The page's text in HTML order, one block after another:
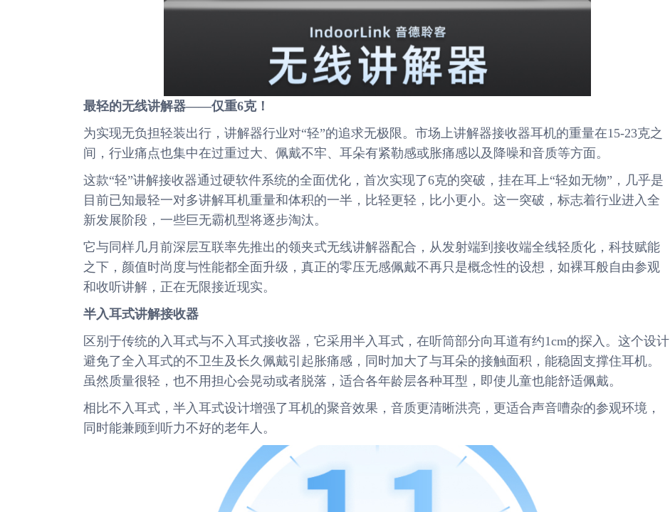
最轻的无线讲解器——仅重6克！
为实现无负担轻装出行，讲解器行业对“轻”的追求无极限。市场上讲解器接收器耳机的重量在15-23克之
间，行业痛点也集中在过重过大、佩戴不牢、耳朵有紧勒感或胀痛感以及降噪和音质等方面。
这款“轻”讲解接收器通过硬软件系统的全面优化，首次实现了6克的突破，挂在耳上“轻如无物”，几乎是
目前已知最轻一对多讲解耳机重量和体积的一半，比轻更轻，比小更小。这一突破，标志着行业进入全
新发展阶段，一些巨无霸机型将逐步淘汰。
它与同样几月前深层互联率先推出的领夹式无线讲解器配合，从发射端到接收端全线轻质化，科技赋能
之下，颜值时尚度与性能都全面升级，真正的零压无感佩戴不再只是概念性的设想，如裸耳般自由参观
和收听讲解，正在无限接近现实。
半入耳式讲解接收器
区别于传统的入耳式与不入耳式接收器，它采用半入耳式，在听筒部分向耳道有约1cm的探入。这个设计
避免了全入耳式的不卫生及长久佩戴引起胀痛感，同时加大了与耳朵的接触面积，能稳固支撑住耳机。
虽然质量很轻，也不用担心会晃动或者脱落，适合各年龄层各种耳型，即使儿童也能舒适佩戴。
相比不入耳式，半入耳式设计增强了耳机的聚音效果，音质更清晰洪亮，更适合声音嘈杂的参观环境，
同时能兼顾到听力不好的老年人。